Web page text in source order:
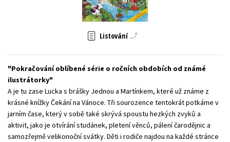
Zahraniční literatura
Všechny tituly
Listování
Pokračování oblíbené série o ročních obdobích od známé
ilustrátorky
A je tu zase Lucka s brášky Jednou a Martínkem, které už známe z
krásné knížky Čekání na Vánoce. Tři sourozence tentokrát potkáme v
jarním čase, který v sobě také skrývá spoustu hezkých zvyků a
aktivit, jako je otvírání studánek, pletení věnců, pálení čarodějnic a
samozřejmě velikonoční svátky. Děti i rodiče najdou na každé stránce